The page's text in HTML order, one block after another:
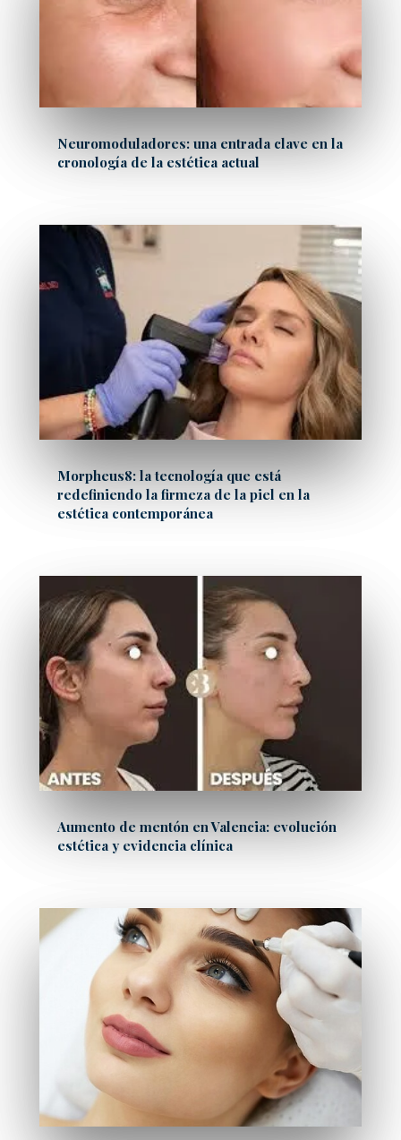
Neuromoduladores: una entrada clave en la
cronología de la estética actual
Morpheus8: la tecnología que está
redefiniendo la firmeza de la piel en la
estética contemporánea
Aumento de mentón en Valencia: evolución
estética y evidencia clínica